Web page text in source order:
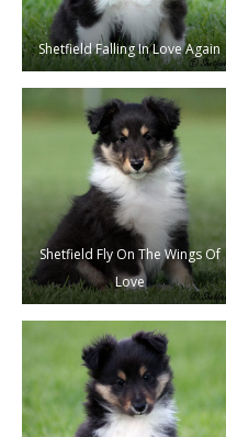
Shetfield Falling In Love Again
Shetfield Fly On The Wings Of
Love